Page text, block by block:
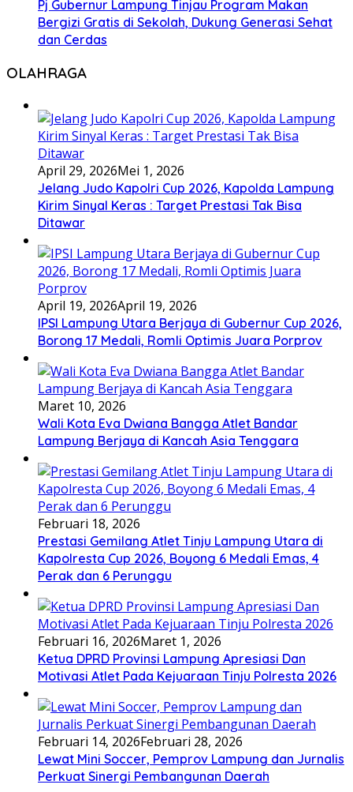
Pj Gubernur Lampung Tinjau Program Makan
Bergizi Gratis di Sekolah, Dukung Generasi Sehat
dan Cerdas
OLAHRAGA
April 29, 2026Mei 1, 2026
Jelang Judo Kapolri Cup 2026, Kapolda Lampung
Kirim Sinyal Keras : Target Prestasi Tak Bisa
Ditawar
April 19, 2026April 19, 2026
IPSI Lampung Utara Berjaya di Gubernur Cup 2026,
Borong 17 Medali, Romli Optimis Juara Porprov
Maret 10, 2026
Wali Kota Eva Dwiana Bangga Atlet Bandar
Lampung Berjaya di Kancah Asia Tenggara
Februari 18, 2026
Prestasi Gemilang Atlet Tinju Lampung Utara di
Kapolresta Cup 2026, Boyong 6 Medali Emas, 4
Perak dan 6 Perunggu
Februari 16, 2026Maret 1, 2026
Ketua DPRD Provinsi Lampung Apresiasi Dan
Motivasi Atlet Pada Kejuaraan Tinju Polresta 2026
Februari 14, 2026Februari 28, 2026
Lewat Mini Soccer, Pemprov Lampung dan Jurnalis
Perkuat Sinergi Pembangunan Daerah